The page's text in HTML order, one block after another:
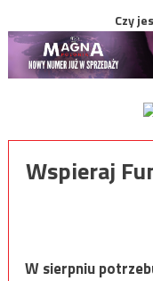
Czy
Wspieraj
W sierpniu